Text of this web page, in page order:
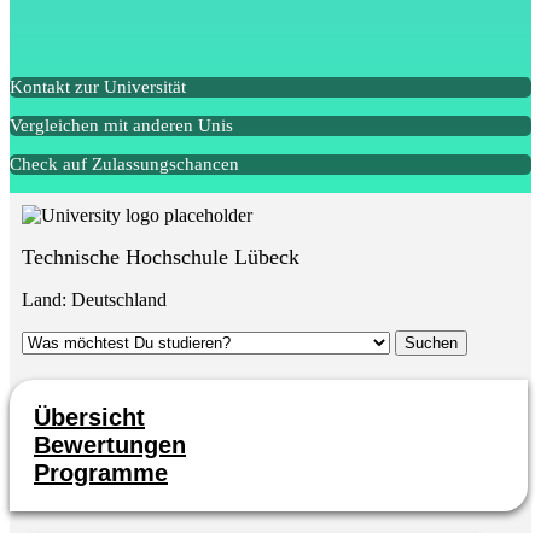
Kontakt zur Universität
Vergleichen mit anderen Unis
Check auf Zulassungschancen
Technische Hochschule Lübeck
Land: Deutschland
Übersicht
Bewertungen
Programme